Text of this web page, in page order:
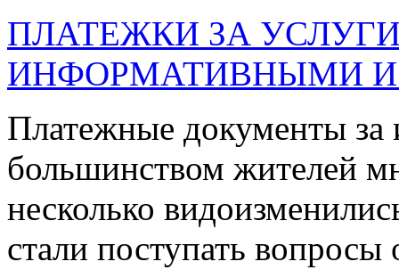
ПЛАТЕЖКИ ЗА
ИНФОРМАТИВНЫМИ
Платежные документы
большинством жителей
несколько
стали поступать вопросы